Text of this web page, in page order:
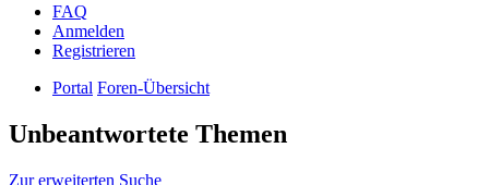
FAQ
Anmelden
Registrieren
Portal Foren-Übersicht
Unbeantwortete Themen
Zur erweiterten Suche